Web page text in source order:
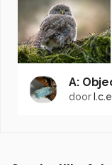
A:
door